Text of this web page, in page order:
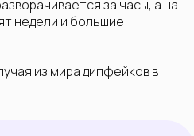
за часы, а на
недели и большие
из мира дипфейков в